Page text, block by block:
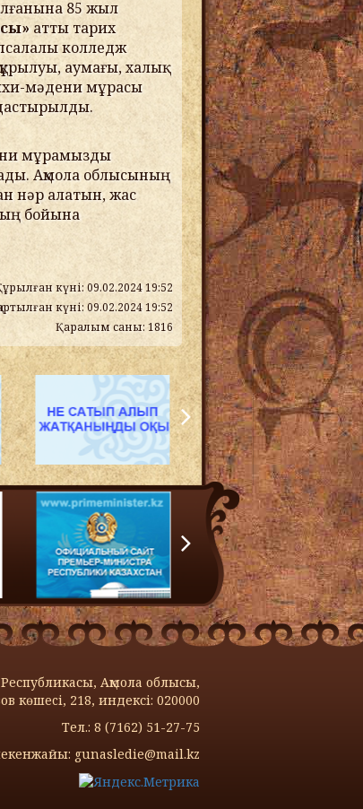
85 жыл
атты тарих
колледж
аумағы, халық
мәдени мұрасы
рылды.
мұрамызды
Ақмола облысының
нәр алатын, жас
бойына
күні: 09.02.2024 19:52
күні: 09.02.2024 19:52
Қаралым саны: 1816
Ақмола облысы,
көшecі, 218, индексi: 020000
Тел.: 8 (7162) 51-27-75
gunasledie@mail.kz